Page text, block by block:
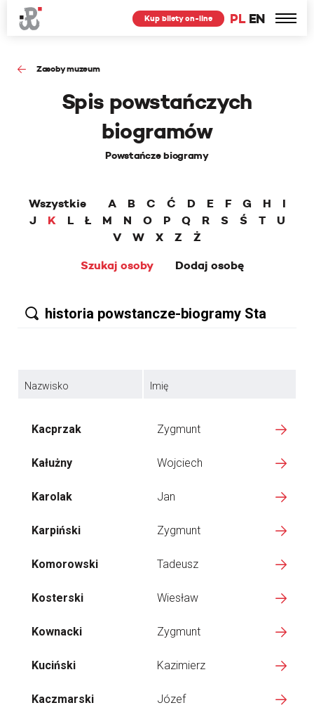
PL EN
Kup bilety on-line
Zasoby muzeum
Spis powstańczych
biogramów
Powstańcze biogramy
Wszystkie A B C Ć D E F G H
I
J
K L Ł M N O P Q R S Ś T
U
V
W X Z
Ż
Szukaj osoby
Dodaj osobę
Nazwisko Imię
Kacprzak Zygmunt
Kałużny Wojciech
Karolak Jan
Karpiński Zygmunt
Komorowski Tadeusz
Kosterski Wiesław
Kownacki Zygmunt
Kuciński Kazimierz
Kaczmarski Józef